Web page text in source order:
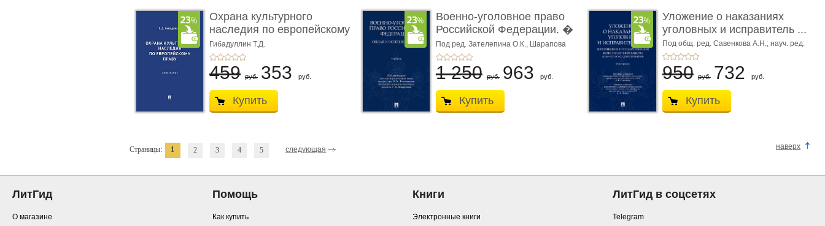
Охрана культурного
наследия по европейскому
п ...
Гибадуллин Т.Д.
459 руб. 353 руб.
Купить
Военно-уголовное право
Российской Федерации. �
...
Под ред. Зателепина О.К., Шарапова
С.Н.
1 250 руб. 963 руб.
Купить
Уложение о наказаниях
уголовных и исправитель ...
Под общ. ред. Савенкова А.Н.; науч. ред.
и рук. авт. кол. Чучаев А.И.
950 руб. 732 руб.
Купить
Страницы: 1 2 3 4 5 следующая наверх
ЛитГид
О магазине
Помощь
Как купить
Книги
Электронные книги
ЛитГид в соцсетях
Telegram